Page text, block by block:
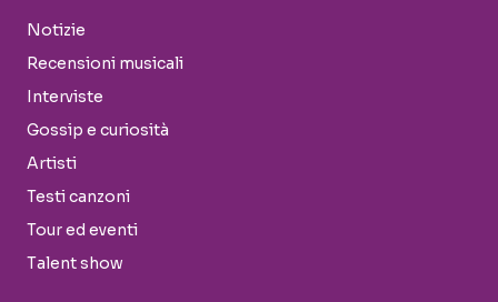
Notizie
Recensioni musicali
Interviste
Gossip e curiosità
Artisti
Testi canzoni
Tour ed eventi
Talent show